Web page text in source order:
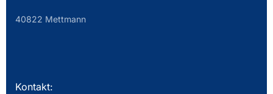
40822 Mettmann
Kontakt: